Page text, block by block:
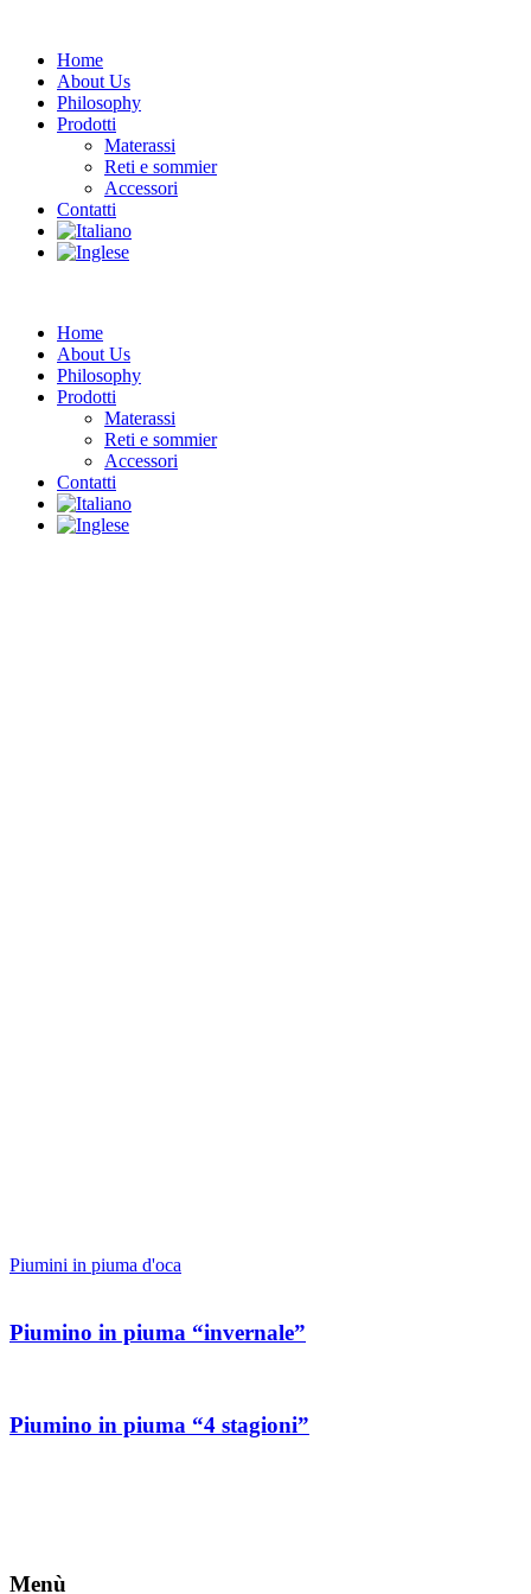
Home
About Us
Philosophy
Prodotti
Materassi
Reti e sommier
Accessori
Contatti
Home
About Us
Philosophy
Prodotti
Materassi
Reti e sommier
Accessori
Contatti
Piumini in piuma d'oca
Piumino in piuma “invernale”
Piumino in piuma “4 stagioni”
Menù